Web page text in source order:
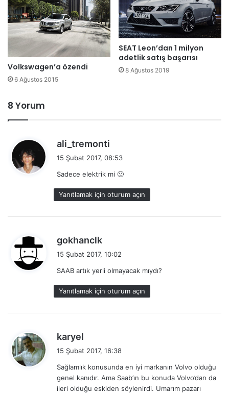
Volkswagen’a özendi
6 Ağustos 2015
SEAT Leon’dan 1 milyon
adetlik satış başarısı
8 Ağustos 2019
8 Yorum
ali_tremonti
e
i
k
i
15 Şubat 2017, 08:53
Sadece elektrik mi 🙁
Yanıtlamak için oturum açın
gokhanclk
e
i
k
i
15 Şubat 2017, 10:02
SAAB artık yerli olmayacak mıydı?
Yanıtlamak için oturum açın
karyel
e
i
k
15 Şubat 2017, 16:38
Sağlamlık konusunda en iyi markanın Volvo olduğu
genel kanıdır. Ama Saab’ın bu konuda Volvo’dan da
ileri olduğu eskiden söylenirdi. Umarım pazarı